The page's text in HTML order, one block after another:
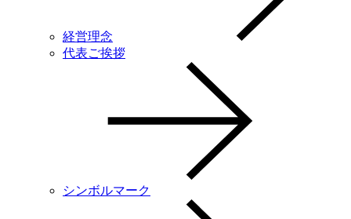
経営理念
代表ご挨拶
シンボルマーク